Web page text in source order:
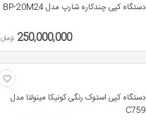
دستگاه کپی چندکاره شارپ مدل BP-20M24
250,000,000 تومان
دستگاه کپی استوک رنگی کونیکا مینولتا مدل
C759